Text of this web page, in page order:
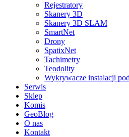
Rejestratory
Skanery 3D
Skanery 3D SLAM
SmartNet
Drony
SpatixNet
Tachimetry
Teodolity
Wykrywacze instalacji
Serwis
Sklep
Komis
GeoBlog
O nas
Kontakt